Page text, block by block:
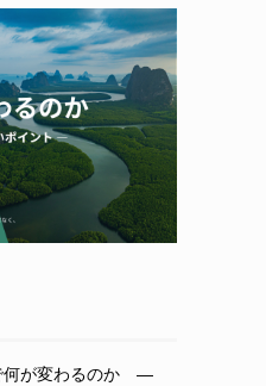
何が変わるのか ―